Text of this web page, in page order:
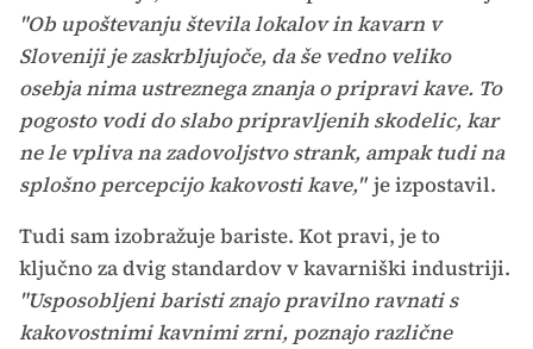
"Ob upoštevanju števila lokalov in kavarn v
Sloveniji je zaskrbljujoče, da še vedno veliko
osebja nima ustreznega znanja o pripravi kave. To
pogosto vodi do slabo pripravljenih skodelic, kar
ne le vpliva na zadovoljstvo strank, ampak tudi na
splošno percepcijo kakovosti kave," je izpostavil.
Tudi sam izobražuje bariste. Kot pravi, je to
ključno za dvig standardov v kavarniški industriji.
"Usposobljeni baristi znajo pravilno ravnati s
kakovostnimi kavnimi zrni, poznajo različne